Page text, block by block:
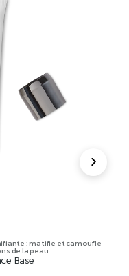
: matifie et camoufle
de la peau
Base